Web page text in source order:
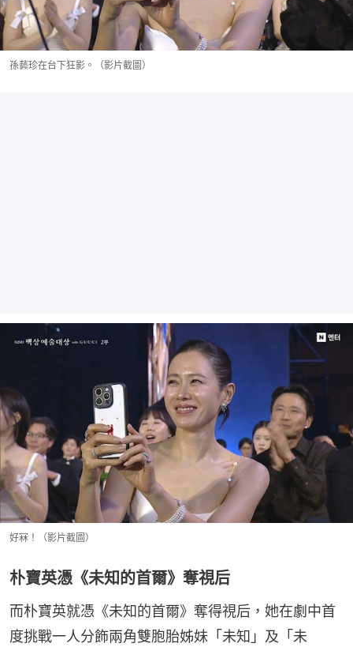
孫藝珍在台下狂影。（影片截圖）
好冧！（影片截圖）
朴寶英憑《未知的首爾》奪視后
而朴寶英就憑《未知的首爾》奪得視后，她在劇中首
度挑戰一人分飾兩角雙胞胎姊妹「未知」及「未